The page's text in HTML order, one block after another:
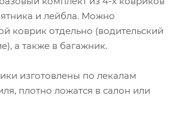
и лейбла. Можно
коврик отдельно (водительский
а также в багажник.
изготовлены по лекалам
плотно ложатся в салон или